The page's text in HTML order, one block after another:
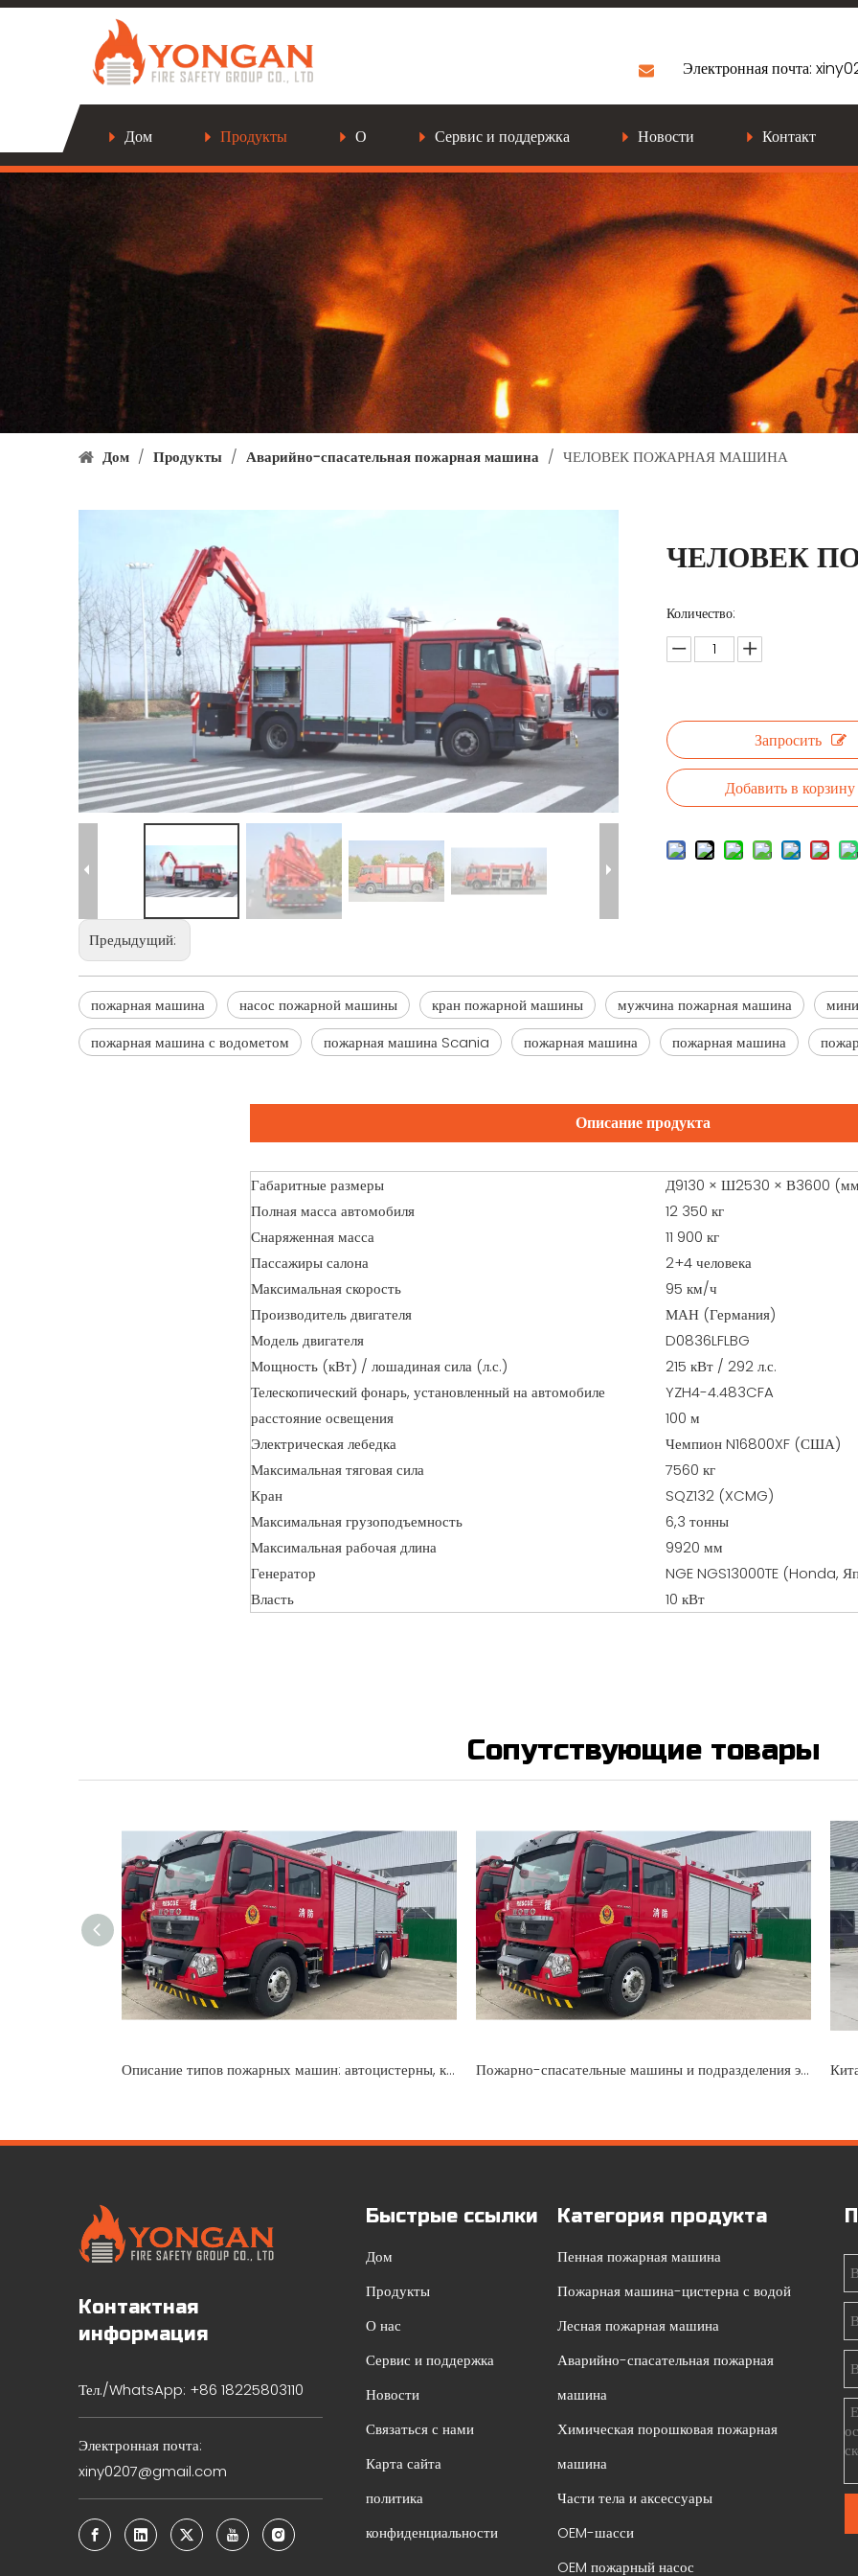
Электронная почта:
Дом Продукты О Сервис и поддержка Новости Контакт
Дом / Продукты / Аварийно-спасательная пожарная машина / ЧЕЛОВЕК ПОЖАРНАЯ МАШИНА
ЧЕЛОВЕК
Количество:
Запросить
Добавить в корзину
Предыдущий:
пожарная машина насос пожарной машины кран пожарной машины мужчина пожарная машина
пожарная машина с водометом
пожарная машина Scania пожарная машина пожарная машина
Описание продукта
Габаритные размеры
Д9130 × Ш2530 × В3600
Полная масса автомобиля
12 350 кг
Снаряженная масса
11 900 кг
Пассажиры салона
2+4 человека
Максимальная скорость
95 км/ч
Производитель двигателя
МАН (Германия)
Модель двигателя
D0836LFLBG
Мощность (кВт) / лошадиная сила (л.с.)
215 кВт / 292 л.с.
Телескопический фонарь, установленный на автомобиле
YZH4-4.483CFA
расстояние освещения
100 м
Электрическая лебедка
Чемпион N16800XF (США)
Максимальная тяговая сила
7560 кг
Кран
SQZ132 (XCMG)
Максимальная грузоподъемность
6,3 тонны
Максимальная рабочая длина
9920 мм
Генератор
NGE NGS13000TE (Honda,
Власть
10 кВт
Сопутствующие товары
Описание типов пожарных машин: автоцистерны, культиваторы, краны и многое другое Пожарно-спасательные машины и подразделения экстренного реагирования
Контактная
информация
Тел./WhatsApp: +86 18225803110
Электронная почта:
xiny0207@gmail.com
Быстрые ссылки
Дом
Продукты
О нас
Сервис и поддержка
Новости
Связаться с нами
Карта сайта
политика
конфиденциальности
Категория продукта
Пенная пожарная машина
Пожарная машина-цистерна с водой
Лесная пожарная машина
Аварийно-спасательная пожарная
машина
Химическая порошковая пожарная
машина
Части тела и аксессуары
OEM-шасси
OEM пожарный насос